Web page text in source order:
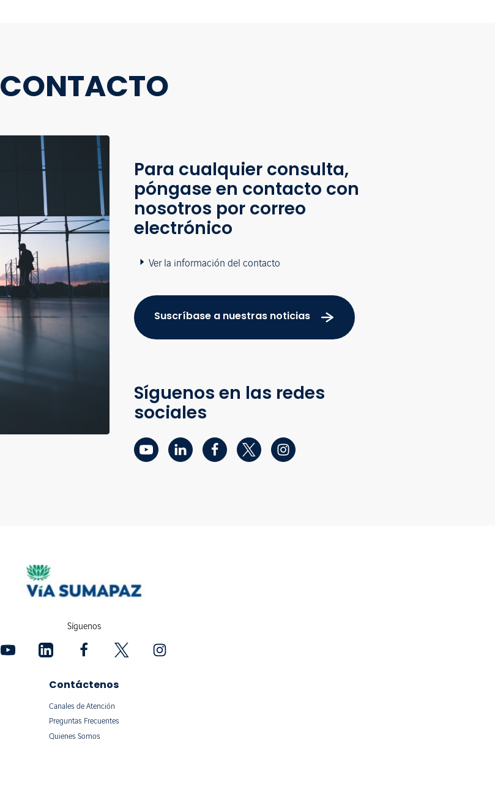
CONTACTO
Para cualquier consulta,
póngase en contacto con
nosotros por correo
electrónico
Ver la información del contacto
Suscríbase a nuestras noticias
Síguenos en las redes
sociales
Síguenos
Contáctenos
Canales de Atención
Preguntas Frecuentes
Quienes Somos